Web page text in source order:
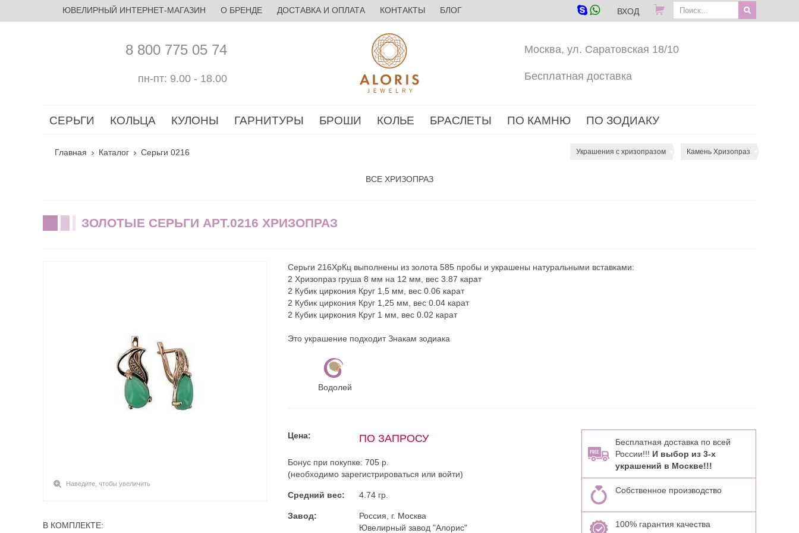
ЮВЕЛИРНЫЙ ИНТЕРНЕТ-МАГАЗИН О БРЕНДЕ ДОСТАВКА И ОПЛАТА КОНТАКТЫ БЛОГ ВХОД
8 800 775 05 74
пн-пт: 9.00 - 18.00
Москва, ул. Саратовская 18/10
Бесплатная доставка
СЕРЬГИ КОЛЬЦА КУЛОНЫ ГАРНИТУРЫ БРОШИ КОЛЬЕ БРАСЛЕТЫ ПО КАМНЮ ПО ЗОДИАКУ
Главная Каталог Серьги 0216 Украшения с хризопразом Камень Хризопраз
ВСЕ ХРИЗОПРАЗ
ЗОЛОТЫЕ СЕРЬГИ АРТ.0216 ХРИЗОПРАЗ
Наведите, чтобы увеличить
В КОМПЛЕКТЕ:
Серьги 216ХрКц выполнены из золота 585 пробы и украшены натуральными вставками:
2 Хризопраз груша 8 мм на 12 мм, вес 3.87 карат
2 Кубик циркония Круг 1,5 мм, вес 0.06 карат
2 Кубик циркония Круг 1,25 мм, вес 0.04 карат
2 Кубик циркония Круг 1 мм, вес 0.02 карат
Это украшение подходит Знакам зодиака
Водолей
Цена: ПО ЗАПРОСУ
Бонус при покупке: 705 р.
(необходимо зарегистрироваться или войти)
Средний вес: 4.74 гр.
Завод:
Россия, г. Москва
Ювелирный завод "Алорис"
Бесплатная доставка по всей
России!!! И выбор из 3-х
украшений в Москве!!!
Собственное производство
100% гарантия качества